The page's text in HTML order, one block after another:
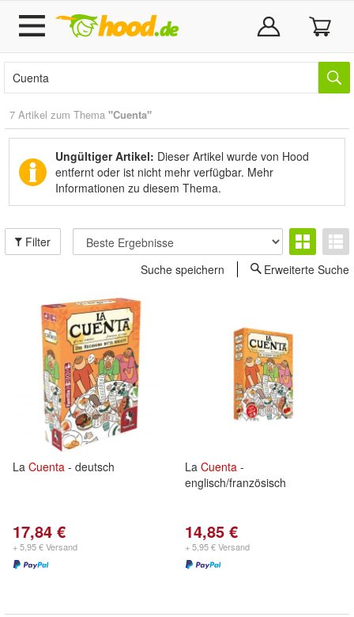
7 Artikel zum Thema "Cuenta"
Ungültiger Artikel: Dieser Artikel wurde von Hood
entfernt oder ist nicht mehr verfügbar. Mehr
Informationen zu diesem Thema.
Filter
Suche speichern
Erweiterte Suche
La Cuenta - deutsch
17,84 €
+ 5,95 € Versand
La Cuenta -
englisch/französisch
14,85 €
+ 5,95 € Versand